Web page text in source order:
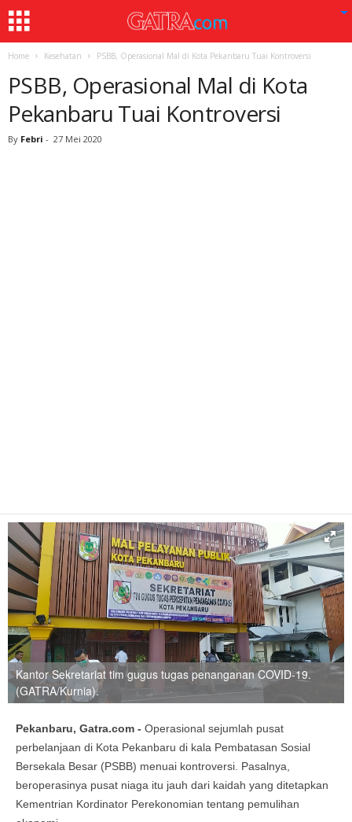
Home Kesehatan PSBB, Operasional Mal di Kota Pekanbaru Tuai Kontroversi
PSBB, Operasional Mal di Kota
Pekanbaru Tuai Kontroversi
By Febri - 27 Mei 2020
Kantor Sekretariat tim gugus tugas penanganan COVID-19.
(GATRA/Kurnia).
Pekanbaru, Gatra.com - Operasional sejumlah pusat
perbelanjaan di Kota Pekanbaru di kala Pembatasan Sosial
Bersekala Besar (PSBB) menuai kontroversi. Pasalnya,
beroperasinya pusat niaga itu jauh dari kaidah yang ditetapkan
Kementrian Kordinator Perekonomian tentang pemulihan